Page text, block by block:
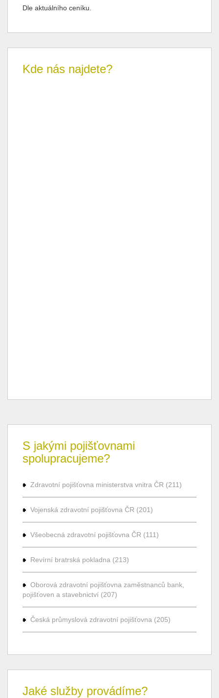
Dle aktuálního ceníku.
Kde nás najdete?
S jakými pojišťovnami
spolupracujeme?
Zdravotní pojišťovna ministerstva vnitra ČR (211)
Vojenská zdravotní pojišťovna ČR (201)
Všeobecná zdravotní pojišťovna ČR (111)
Revírní bratrská pokladna (213)
Oborová zdravotní pojišťovna zaměstnanců bank,
pojišťoven a stavebnictví (207)
Česká průmyslová zdravotní pojišťovna (205)
Jaké služby provádíme?